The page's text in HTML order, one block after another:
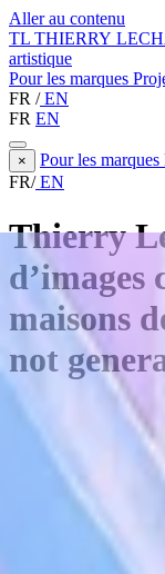
Aller au contenu
TL THIERRY
artistique
Pour les marques
FR /EN
FR EN
× Pour les marques
FR/EN
Thierry
d’images
maisons
not